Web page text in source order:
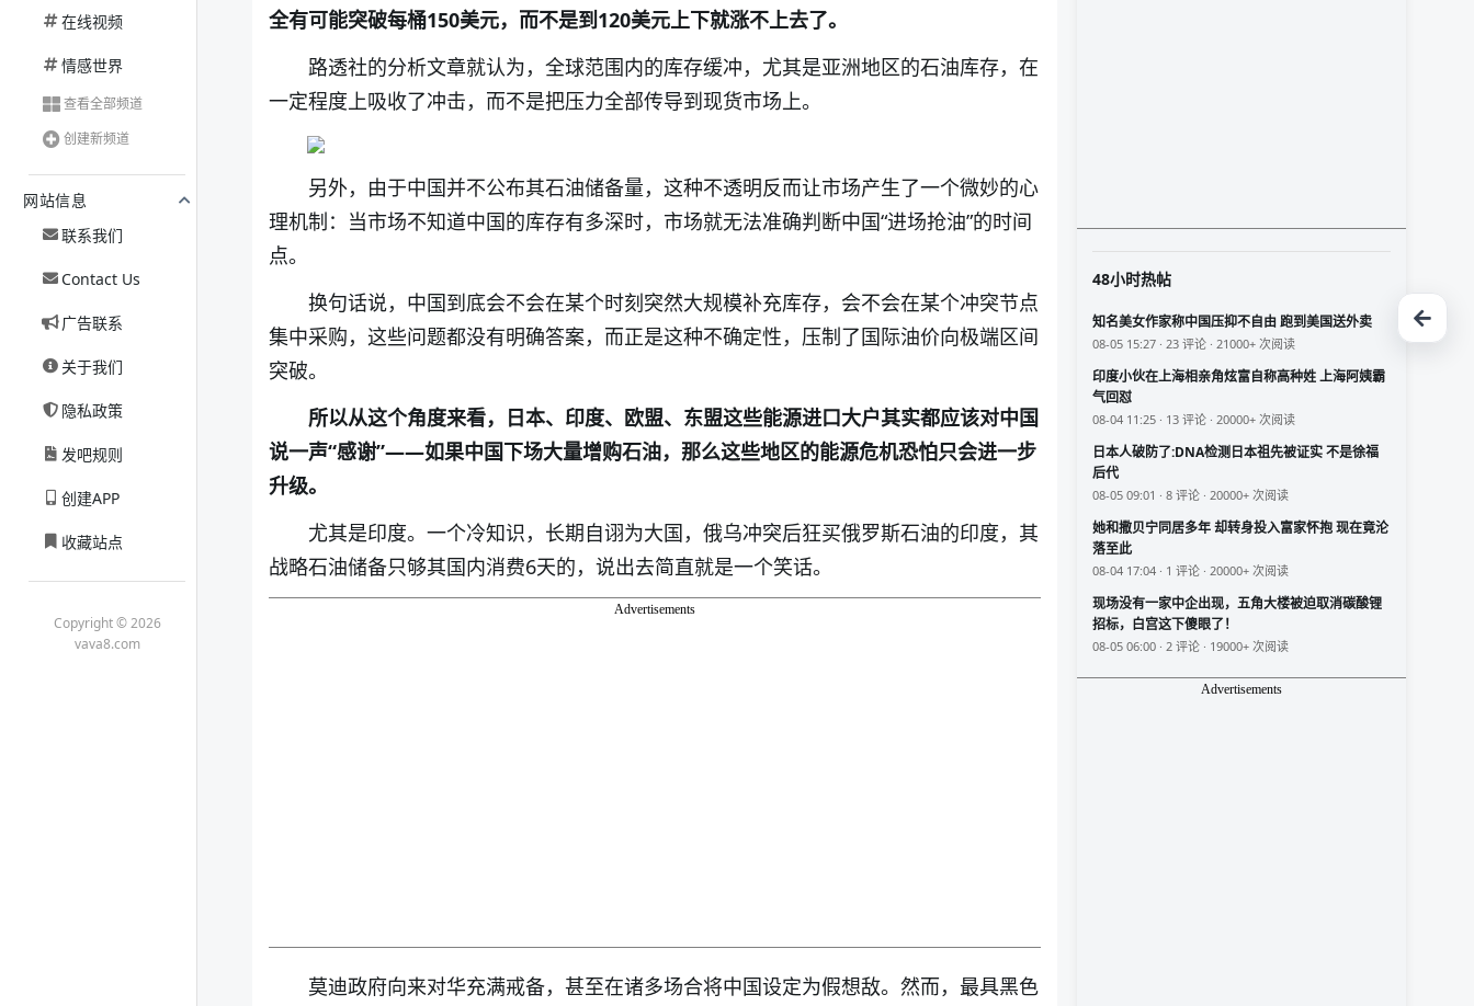
在线视频
情感世界
查看全部频道
创建新频道
网站信息
联系我们
Contact Us
广告联系
关于我们
隐私政策
发吧规则
创建APP
收藏站点
Copyright © 2026
vava8.com
全有可能突破每桶150美元，而不是到120美元上下就涨不上去了。
路透社的分析文章就认为，全球范围内的库存缓冲，尤其是亚洲地区的石油库存，在
一定程度上吸收了冲击，而不是把压力全部传导到现货市场上。
另外，由于中国并不公布其石油储备量，这种不透明反而让市场产生了一个微妙的心
理机制：当市场不知道中国的库存有多深时，市场就无法准确判断中国“进场抢油”的时间
点。
换句话说，中国到底会不会在某个时刻突然大规模补充库存，会不会在某个冲突节点
集中采购，这些问题都没有明确答案，而正是这种不确定性，压制了国际油价向极端区间
突破。
所以从这个角度来看，日本、印度、欧盟、东盟这些能源进口大户其实都应该对中国
说一声“感谢”——如果中国下场大量增购石油，那么这些地区的能源危机恐怕只会进一步
升级。
尤其是印度。一个冷知识，长期自诩为大国，俄乌冲突后狂买俄罗斯石油的印度，其
战略石油储备只够其国内消费6天的，说出去简直就是一个笑话。
Advertisements
莫迪政府向来对华充满戒备，甚至在诸多场合将中国设定为假想敌。然而，最具黑色
48小时热帖
知名美女作家称中国压抑不自由 跑到美国送外卖
08-05 15:27 · 23 评论 · 21000+ 次阅读
印度小伙在上海相亲角炫富自称高种姓 上海阿姨霸
气回怼
08-04 11:25 · 13 评论 · 20000+ 次阅读
日本人破防了:DNA检测日本祖先被证实 不是徐福
后代
08-05 09:01 · 8 评论 · 20000+ 次阅读
她和撒贝宁同居多年 却转身投入富家怀抱 现在竟沦
落至此
08-04 17:04 · 1 评论 · 20000+ 次阅读
现场没有一家中企出现，五角大楼被迫取消碳酸锂
招标，白宫这下傻眼了！
08-05 06:00 · 2 评论 · 19000+ 次阅读
Advertisements